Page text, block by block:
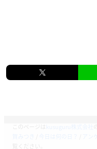
このページは